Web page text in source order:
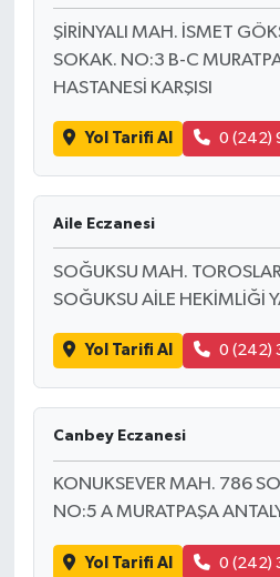
ŞİRİNYALI MAH. İSMET
SOKAK. NO:3 B-C
HASTANESİ KARŞISI
Yol Tarifi Al 0 (242)
Aile Eczanesi
SOĞUKSU MAH.
SOĞUKSU AİLE HEKİMLİĞİ
Yol Tarifi Al 0 (242)
Canbey Eczanesi
KONUKSEVER MAH. 786
NO:5 A MURATPAŞA
Yol Tarifi Al 0 (242)